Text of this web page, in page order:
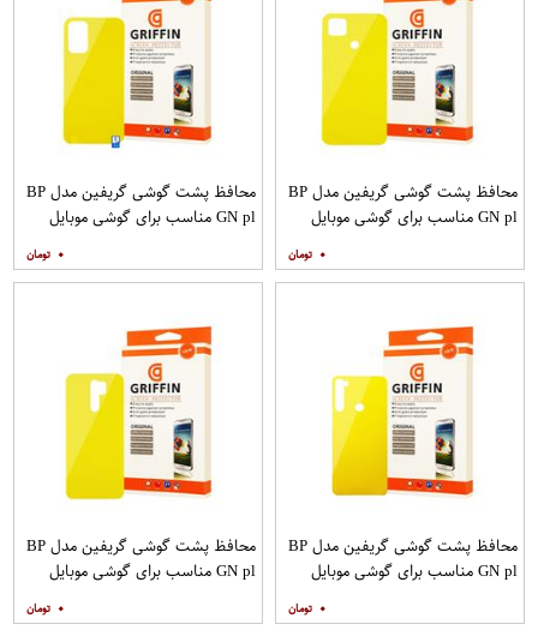
محافظ پشت گوشی گریفین مدل BP
GN pl مناسب برای گوشی موبایل
۰
محافظ پشت گوشی گریفین مدل BP
GN pl مناسب برای گوشی موبایل
۰
محافظ پشت گوشی گریفین مدل BP
GN pl مناسب برای گوشی موبایل
۰
محافظ پشت گوشی گریفین مدل BP
GN pl مناسب برای گوشی موبایل
۰